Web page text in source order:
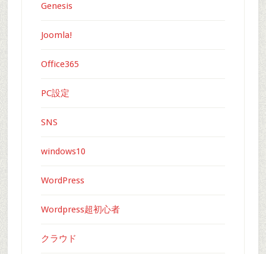
Genesis
Joomla!
Office365
PC設定
SNS
windows10
WordPress
Wordpress超初心者
クラウド